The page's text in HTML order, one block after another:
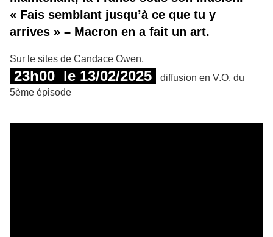
« Fais semblant jusqu’à ce que tu y
arrives » – Macron en a fait un art.
Sur le sites de Candace Owen,
23h00 le 13/02/2025
diffusion en V.O. du
5ème épisode